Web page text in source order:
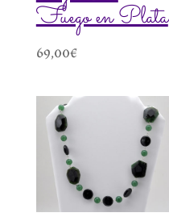
Fuego en Plata
69,00€